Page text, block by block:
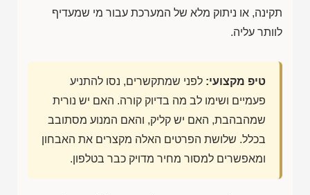
תקינה, או ניתוק מלא של המערכת עבור מי שמעדיף
לוותר עליה.
טיפ מקצועי: לפני שמתקשרים, נסו להתניע
פעמיים ושימו לב מה בדיוק קורה. האם יש נורית
שמהבהבת, האם יש קליק, והאם המנוע מסתובב
בכלל. שלושת הפרטים האלה מקצרים את האבחון
ומאפשרים למסור מחיר מדויק כבר בטלפון.